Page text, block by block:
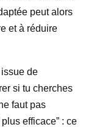
peut alors
et à réduire
issue de
si tu cherches
faut pas
efficace” : ce